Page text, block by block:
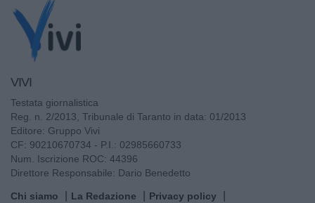
VIVI
Testata giornalistica
Reg. n. 2/2013, Tribunale di Taranto in data: 01/2013
Editore: Gruppo Vivi
CF: 90210670734 - P.I.: 02985660733
Num. Iscrizione ROC: 44396
Direttore Responsabile: Dario Benedetto
Chi siamo La Redazione Privacy policy